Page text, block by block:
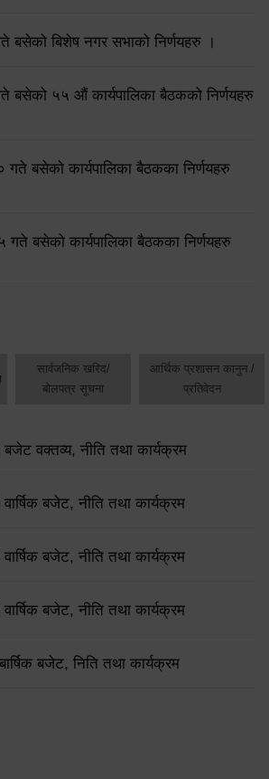
बसेको बिशेष नगर सभाको निर्णयहरु ।
बसेको ५५ औं कार्यपालिका बैठकको निर्णयहरु
बसेको कार्यपालिका बैठकका निर्णयहरु
गते बसेको कार्यपालिका बैठकका निर्णयहरु
सार्वजनिक खरिद/
बोलपत्र सूचना
आर्थिक प्रशासन कानुन /
प्रतिवेदन
वक्तव्य, नीति तथा कार्यक्रम
बजेट, नीति तथा कार्यक्रम
बजेट, नीति तथा कार्यक्रम
बजेट, नीति तथा कार्यक्रम
बजेट, निति तथा कार्यक्रम